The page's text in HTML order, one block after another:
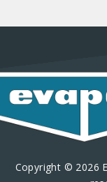
Copyright © 2026